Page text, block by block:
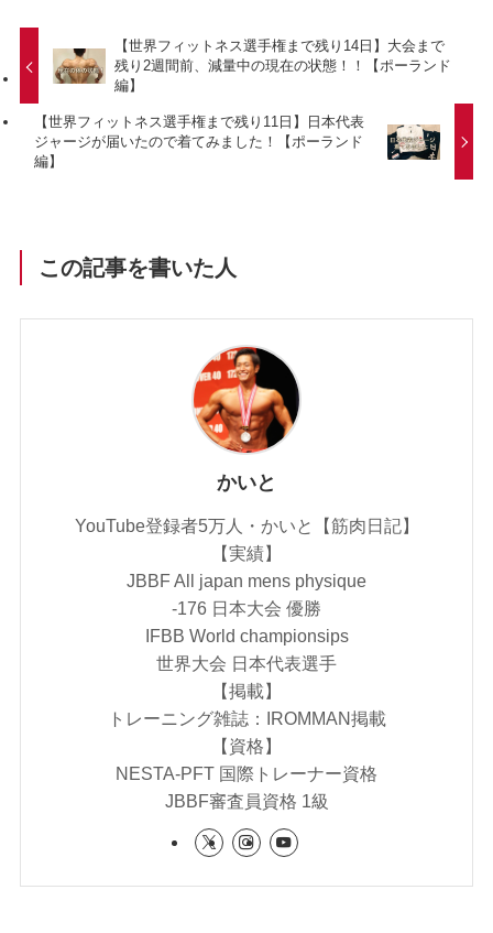
【世界フィットネス選手権まで残り14日】大会まで
残り2週間前、減量中の現在の状態！！【ポーランド
編】
【世界フィットネス選手権まで残り11日】日本代表
ジャージが届いたので着てみました！【ポーランド
編】
この記事を書いた人
かいと
YouTube登録者5万人・かいと【筋肉日記】
【実績】
JBBF All japan mens physique
-176 日本大会 優勝
IFBB World championsips
世界大会 日本代表選手
【掲載】
トレーニング雑誌：IROMMAN掲載
【資格】
NESTA-PFT 国際トレーナー資格
JBBF審査員資格 1級